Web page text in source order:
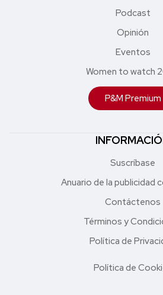
Podcast
Opinión
Eventos
Women to watch
P&M Premium
Suscríbase
Anuario de la publicidad
Contáctenos
Términos y
Política de
Política de